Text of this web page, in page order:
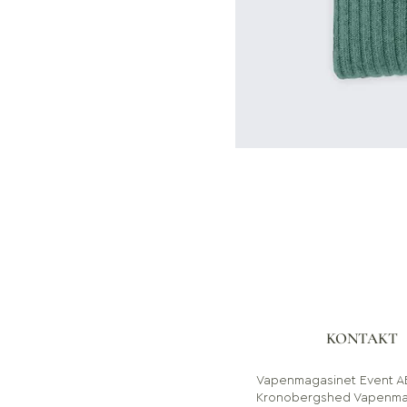
KONTAKT
Vapenmagasinet Event
Kronobergshed